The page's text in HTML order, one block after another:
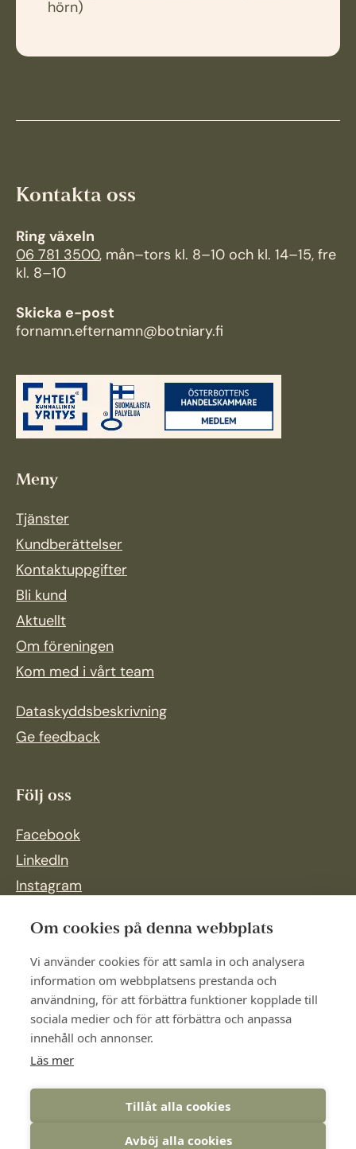
Om cookies på denna webbplats
Vi använder cookies för att samla in och analysera
information om webbplatsens prestanda och
användning, för att förbättra funktioner kopplade till
sociala medier och för att förbättra och anpassa
innehåll och annonser.
Läs mer
Tillåt alla cookies
Avböj alla cookies
hörn)
Kontakta oss
Ring växeln
06 781 3500, mån–tors kl. 8–10 och kl. 14–15, fre
kl. 8–10
Skicka e-post
fornamn.efternamn@botniary.fi
Meny
Tjänster
Kundberättelser
Kontaktuppgifter
Bli kund
Aktuellt
Om föreningen
Kom med i vårt team
Dataskyddsbeskrivning
Ge feedback
Följ oss
Facebook
LinkedIn
Instagram